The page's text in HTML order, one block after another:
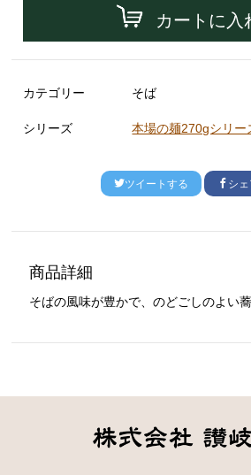
カートに入
カテゴリー そば
シリーズ 本場の麺270gシリー
ツイートする シ
商品詳細
そばの風味が豊かで、のどごしのよい蕎